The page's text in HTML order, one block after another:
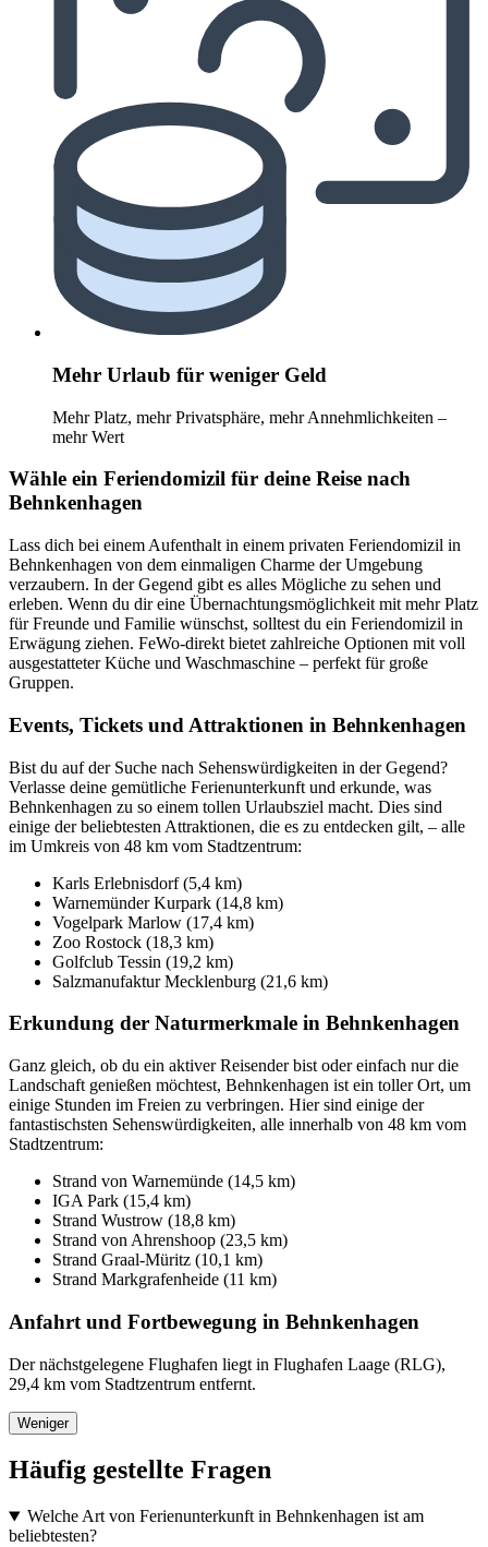
Mehr Urlaub für weniger Geld
Mehr Platz, mehr Privatsphäre, mehr Annehmlichkeiten –
mehr Wert
Wähle ein Feriendomizil für deine Reise nach
Behnkenhagen
Lass dich bei einem Aufenthalt in einem privaten Feriendomizil in
Behnkenhagen von dem einmaligen Charme der Umgebung
verzaubern. In der Gegend gibt es alles Mögliche zu sehen und
erleben. Wenn du dir eine Übernachtungsmöglichkeit mit mehr Platz
für Freunde und Familie wünschst, solltest du ein Feriendomizil in
Erwägung ziehen. FeWo-direkt bietet zahlreiche Optionen mit voll
ausgestatteter Küche und Waschmaschine – perfekt für große
Gruppen.
Events, Tickets und Attraktionen in Behnkenhagen
Bist du auf der Suche nach Sehenswürdigkeiten in der Gegend?
Verlasse deine gemütliche Ferienunterkunft und erkunde, was
Behnkenhagen zu so einem tollen Urlaubsziel macht. Dies sind
einige der beliebtesten Attraktionen, die es zu entdecken gilt, – alle
im Umkreis von 48 km vom Stadtzentrum:
Karls Erlebnisdorf (5,4 km)
Warnemünder Kurpark (14,8 km)
Vogelpark Marlow (17,4 km)
Zoo Rostock (18,3 km)
Golfclub Tessin (19,2 km)
Salzmanufaktur Mecklenburg (21,6 km)
Erkundung der Naturmerkmale in Behnkenhagen
Ganz gleich, ob du ein aktiver Reisender bist oder einfach nur die
Landschaft genießen möchtest, Behnkenhagen ist ein toller Ort, um
einige Stunden im Freien zu verbringen. Hier sind einige der
fantastischsten Sehenswürdigkeiten, alle innerhalb von 48 km vom
Stadtzentrum:
Strand von Warnemünde (14,5 km)
IGA Park (15,4 km)
Strand Wustrow (18,8 km)
Strand von Ahrenshoop (23,5 km)
Strand Graal-Müritz (10,1 km)
Strand Markgrafenheide (11 km)
Anfahrt und Fortbewegung in Behnkenhagen
Der nächstgelegene Flughafen liegt in Flughafen Laage (RLG),
29,4 km vom Stadtzentrum entfernt.
Weniger
Häufig gestellte Fragen
Welche Art von Ferienunterkunft in Behnkenhagen ist am
beliebtesten?